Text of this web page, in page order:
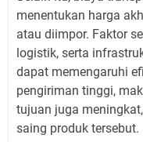
menentukan harga
atau diimpor. Faktor
logistik, serta
dapat memengaruhi
pengiriman tinggi,
tujuan juga
saing produk tersebut.